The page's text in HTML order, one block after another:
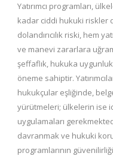
Yatırımcı programları,
kadar ciddi hukuki riskler
dolandırıcılık riski, hem
ve manevi zararlara
şeffaflık, hukuka
öneme sahiptir.
hukukçular eşliğinde,
yürütmeleri; ülkelerin ise
uygulamaları
davranmak ve hukuki
programlarının